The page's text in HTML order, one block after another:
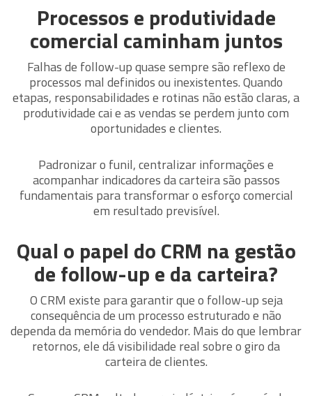
Processos e produtividade
comercial caminham juntos
Falhas de follow-up quase sempre são reflexo de
processos mal definidos ou inexistentes. Quando
etapas, responsabilidades e rotinas não estão claras, a
produtividade cai e as vendas se perdem junto com
oportunidades e clientes.
Padronizar o funil, centralizar informações e
acompanhar indicadores da carteira são passos
fundamentais para transformar o esforço comercial
em resultado previsível.
Qual o papel do CRM na gestão
de follow-up e da carteira?
O CRM existe para garantir que o follow-up seja
consequência de um processo estruturado e não
dependa da memória do vendedor. Mais do que lembrar
retornos, ele dá visibilidade real sobre o giro da
carteira de clientes.